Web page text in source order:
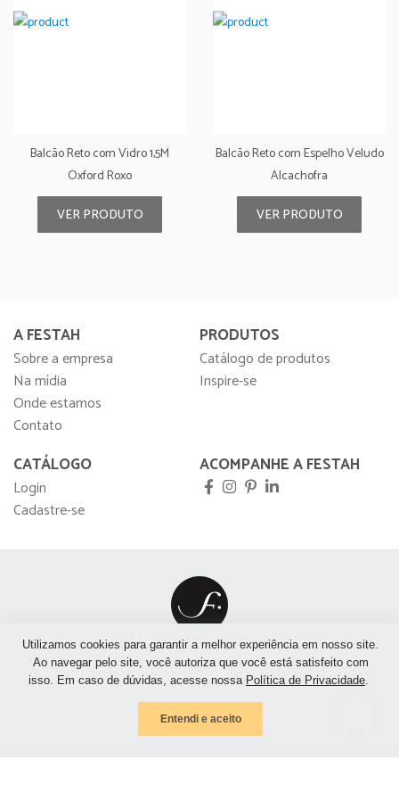
Balcão Reto com Vidro 1,5M
Oxford Roxo
VER PRODUTO
Balcão Reto com Espelho Veludo
Alcachofra
VER PRODUTO
Utilizamos cookies para garantir a melhor experiência em nosso site.
Ao navegar pelo site, você autoriza que você está satisfeito com
isso. Em caso de dúvidas, acesse nossa Política de Privacidade.
Entendi e aceito
A FESTAH
Sobre a empresa
Na mídia
Onde estamos
Contato
PRODUTOS
Catálogo de produtos
Inspire-se
CATÁLOGO
Login
Cadastre-se
ACOMPANHE A FESTAH
São Paulo São José do Rio Preto
Rio de Janeiro
Brasília
Sem preferência